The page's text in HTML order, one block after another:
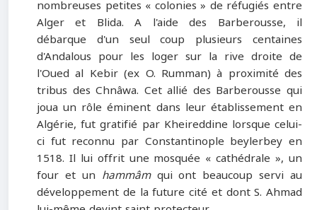
nombreuses petites « colonies » de réfugiés entre
Alger et Blida. A l'aide des Barberousse, il
débarque d'un seul coup plusieurs centaines
d'Andalous pour les loger sur la rive droite de
l'Oued al Kebir (ex O. Rumman) à proximité des
tribus des Chnâwa. Cet allié des Barberousse qui
joua un rôle éminent dans leur établissement en
Algérie, fut gratifié par Kheireddine lorsque celui-
ci fut reconnu par Constantinople beylerbey en
1518. Il lui offrit une mosquée « cathédrale », un
four et un hammâm qui ont beaucoup servi au
développement de la future cité et dont S. Ahmad